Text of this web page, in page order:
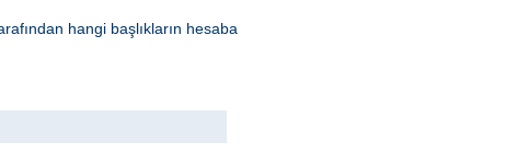
hangi başlıkların hesaba